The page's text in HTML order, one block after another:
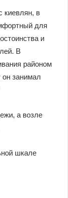
киевлян, в
для
и
В
районом
он занимал
а возле
шкале